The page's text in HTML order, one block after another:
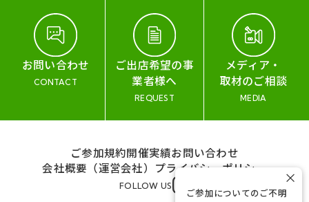
お問い合わせ
CONTACT
ご出店希望の事
業者様へ
REQUEST
メディア・
取材のご相談
MEDIA
ご参加規約開催実績お問い合わせ
会社概要（運営会社） プライバシーポリシー
FOLLOW US
ご参加についてのご不明
×